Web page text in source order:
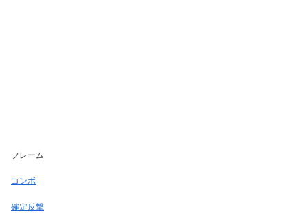
フレーム
コンボ
確定反撃